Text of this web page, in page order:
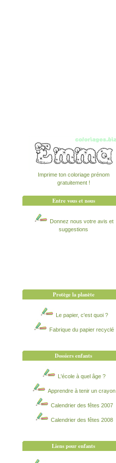
Imprime ton coloriage prénom
gratuitement !
Entre vous et nous
Donnez nous votre avis et
suggestions
Protège la planète
Le papier, c'est quoi ?
Fabrique du papier recyclé
Dossiers enfants
L'école à quel âge ?
Apprendre à tenir un crayon
Calendrier des fêtes 2007
Calendrier des fêtes 2008
Liens pour enfants